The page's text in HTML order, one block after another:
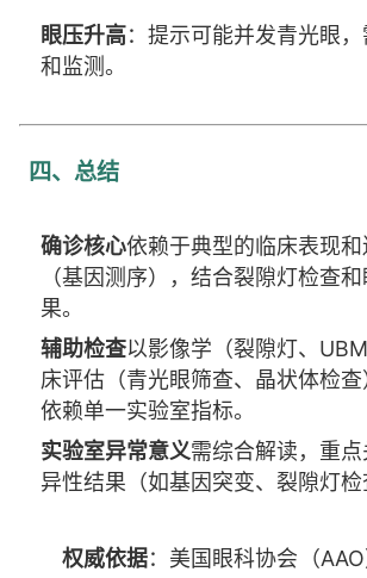
眼压升高：提示可能并发青光眼
和监测。
四、总结
确诊核心依赖于典型的临床表现
（基因测序），结合裂隙灯检查
果。
辅助检查以影像学（裂隙灯、
床评估（青光眼筛查、晶状体检
依赖单一实验室指标。
实验室异常意义需综合解读，重
异性结果（如基因突变、裂隙灯检
权威依据：美国眼科协会（